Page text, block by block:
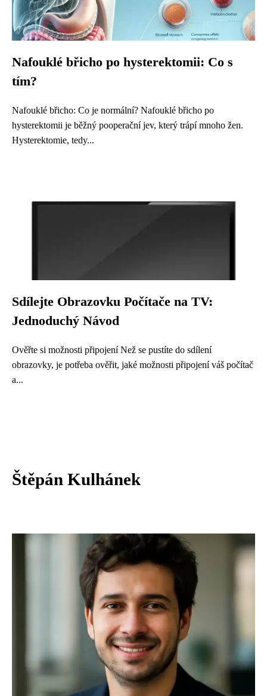
Nafouklé břicho po hysterektomii: Co s
tím?
Nafouklé břicho: Co je normální? Nafouklé břicho po
hysterektomii je běžný pooperační jev, který trápí mnoho žen.
Hysterektomie, tedy...
Sdílejte Obrazovku Počítače na TV:
Jednoduchý Návod
Ověřte si možnosti připojení Než se pustíte do sdílení
obrazovky, je potřeba ověřit, jaké možnosti připojení váš počítač
a...
Štěpán Kulhánek